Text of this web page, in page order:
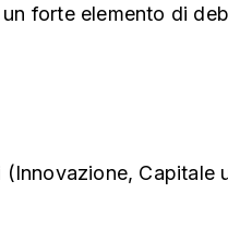
forte elemento di
Capitale